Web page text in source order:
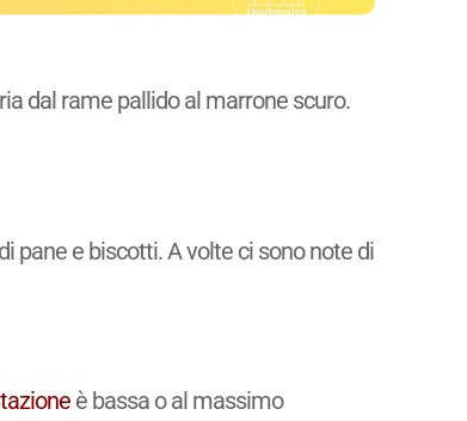
dal rame pallido al marrone scuro.
pane e biscotti. A volte ci sono note di
è bassa o al massimo